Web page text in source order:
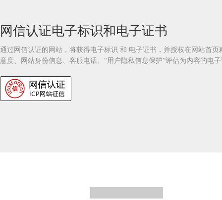
网信认证电子标识和电子证书
通过网信认证的网站，将获得电子标识 和 电子证书，并授权在网站首
意度、网站身份信息、客服电话、“用户隐私信息保护”评估为内容的电